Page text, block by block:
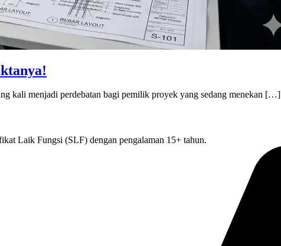
kali menjadi perdebatan bagi pemilik proyek yang sedang menekan […]
Laik Fungsi (SLF) dengan pengalaman 15+ tahun.